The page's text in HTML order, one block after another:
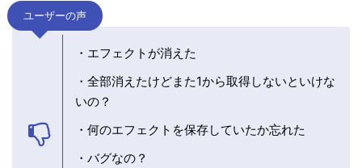
ユーザーの声
・エフェクトが消えた
・全部消えたけどまた1から取得しないといけな
いの？
・何のエフェクトを保存していたか忘れた
・バグなの？